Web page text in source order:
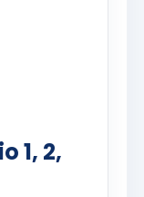
1, 2,